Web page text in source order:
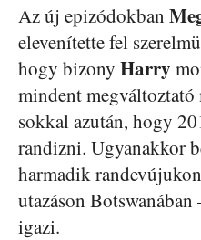
Az új epizódokban
elevenítette fel
hogy bizony Harry
mindent megváltoztató
sokkal azután, hogy
randizni. Ugyanakkor
harmadik
utazáson
igazi.